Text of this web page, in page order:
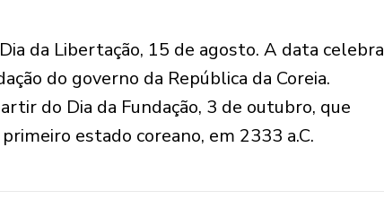
da Libertação, 15 de agosto. A data celebra
do governo da República da Coreia.
do Dia da Fundação, 3 de outubro, que
estado coreano, em 2333 a.C.